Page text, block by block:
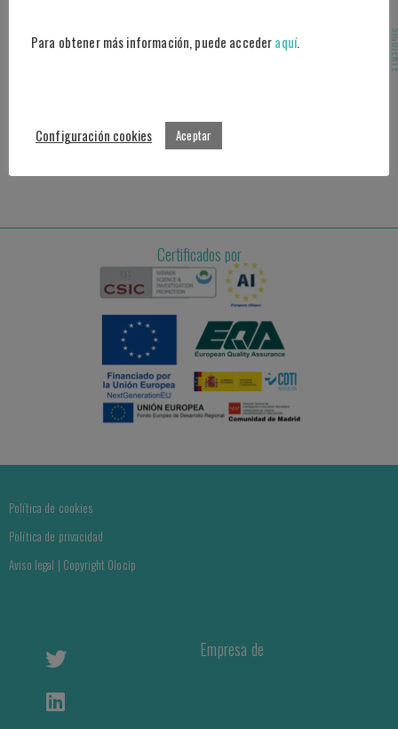
Ctra Nacional 340, Km 189,6 Marbella
29604 Málaga
Contacto: info@plexus.sport
Prensa / Eventos: comunicacion@plexus.sport
Certificados por
Política de cookies
Política de privacidad
Aviso legal | Copyright Olocip
Empresa de
Para obtener más información, puede accederaquí.
Configuración cookies Aceptar